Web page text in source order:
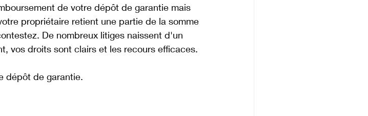
de votre dépôt de garantie mais
propriétaire retient une partie de la somme
De nombreux litiges naissent d'un
vos droits sont clairs et les recours efficaces.
dépôt de garantie.